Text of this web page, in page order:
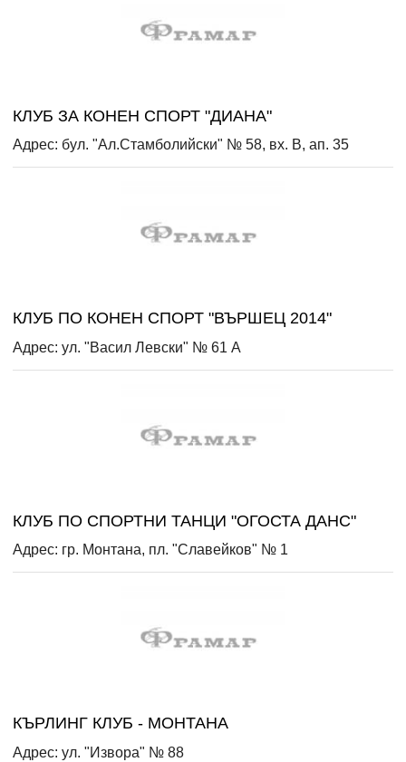
КЛУБ ЗА КОНЕН СПОРТ "ДИАНА"
Адрес: бул. "Ал.Стамболийски" № 58, вх. В, ап. 35
КЛУБ ПО КОНЕН СПОРТ "ВЪРШЕЦ 2014"
Адрес: ул. "Васил Левски" № 61 А
КЛУБ ПО СПОРТНИ ТАНЦИ "ОГОСТА ДАНС"
Адрес: гр. Монтана, пл. "Славейков" № 1
КЪРЛИНГ КЛУБ - МОНТАНА
Адрес: ул. "Извора" № 88